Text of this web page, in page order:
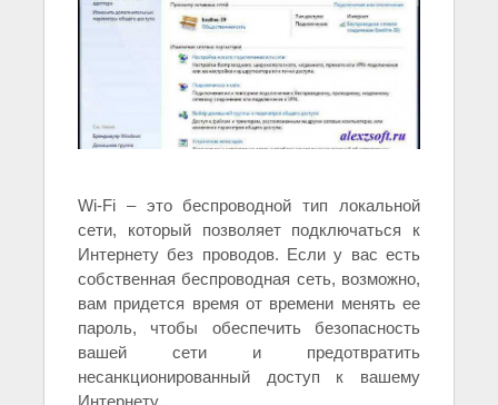
Wi-Fi – это беспроводной тип локальной
сети, который позволяет подключаться к
Интернету без проводов. Если у вас есть
собственная беспроводная сеть, возможно,
вам придется время от времени менять ее
пароль, чтобы обеспечить безопасность
вашей сети и предотвратить
несанкционированный доступ к вашему
Интернету.